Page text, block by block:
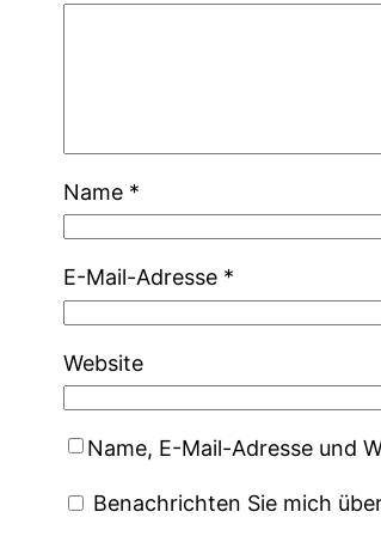
Name *
E-Mail-Adresse *
Website
Name, E-Mail-Adresse und
Benachrichten Sie mich